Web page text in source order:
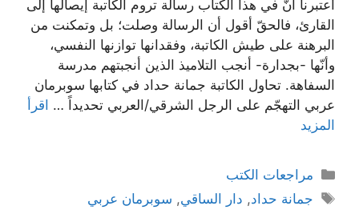
اعتبرنا أنّ في هذا الكتاب رسالة تروم الكاتبة إيصالها إلى
القارئ، فالحقّ أقول أن الرسالة وصلت؛ بل وتمكنت من
البرهنة على طيش الكاتبة، وفقدانها توازنها النفسي،
وأنّها -بجدارة- أنجب التلاميذ الذين أنجبتهم مدرسة
السفاهة. تحاول الكاتبة جمانة حداد في كتابها سوبرمان
عربي التهجّم على الرجل الشرقي/العربي تحديداً … اقرأ
المزيد
التصنيفات
مراجعات الكتب
الوسوم
جمانة حداد, دار الساقي, سوبرمان عربي